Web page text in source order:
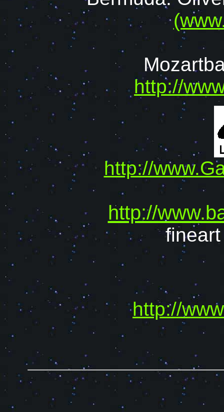
http://
http://
http://
http://